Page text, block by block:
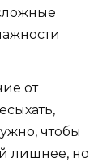
от
чтобы
лишнее, но